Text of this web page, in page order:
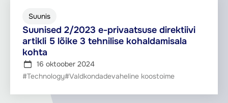
Suunised 2/2023 e-privaatsuse direktiivi
artikli 5 lõike 3 tehnilise kohaldamisala
kohta
Suunis
16 oktoober 2024
#Technology#Valdkondadevaheline koostoime